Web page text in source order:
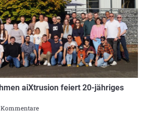
aiXtrusion feiert 20-jähriges